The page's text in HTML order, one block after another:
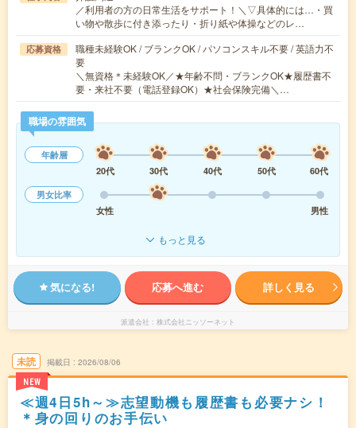
／利用者の方の日常生活をサポート！＼▽具体的には…・買
い物や散歩に付き添ったり・折り紙や体操などのレ…
応募資格
職種未経験OK / ブランクOK / パソコンスキル不要 / 英語力不
要
＼無資格＊未経験OK／★年齢不問・ブランクOK★履歴書不
要・来社不要（電話登録OK）★社会保険完備＼…
職場の雰囲気
年齢層
20代
30代 40代 50代
60代
男女比率
女性
男性
もっと見る
気になる! 応募へ進む 詳しく見る
派遣会社 株式会社ニッソーネット
未読
NEW
掲載日 2026/08/06
≪週4日5h～≫志望動機も履歴書も必要ナシ！
＊身の回りのお手伝い